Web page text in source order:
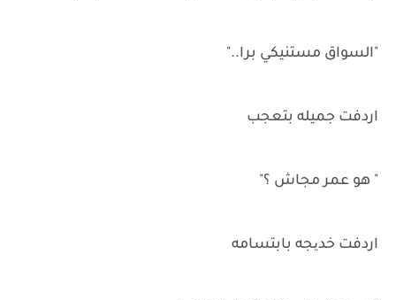
"السواق مستنيكي برا.."
اردفت جميله بتعجب
" هو عمر مجاش ؟"
اردفت خدیجه بابتسامه